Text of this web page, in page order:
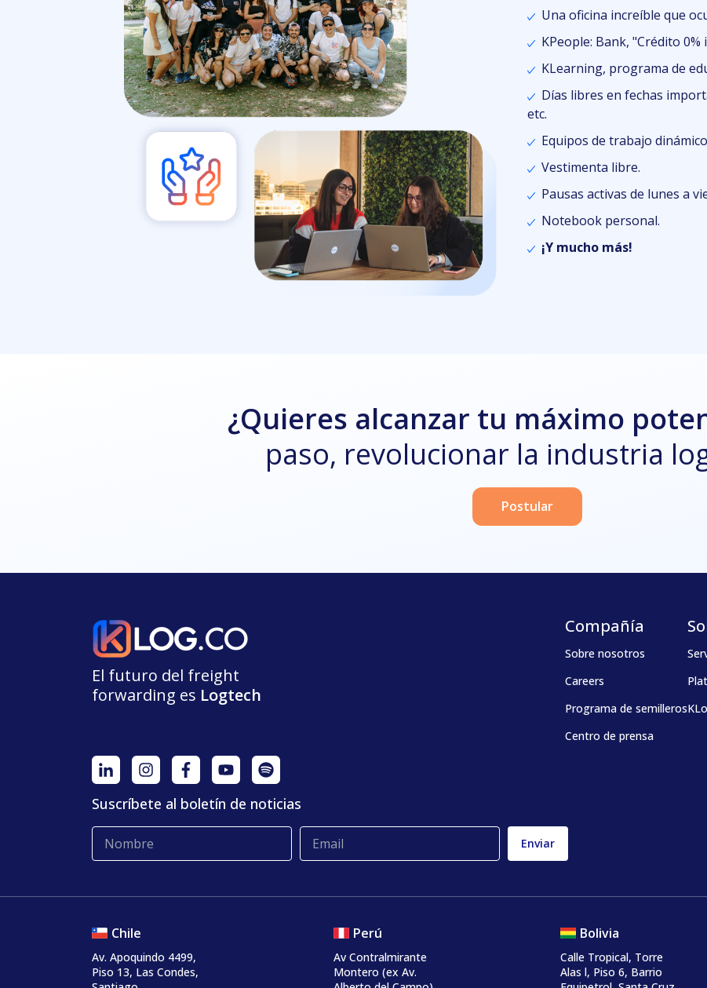
Una oficina increíble que
KPeople: Bank, "Crédito
KLearning, programa de
Días libres en fechas
etc.
Equipos de trabajo
Vestimenta libre.
Pausas activas de lunes a
Notebook personal.
¡Y mucho más!
¿Quieres alcanzar tu máximo
paso, revolucionar la industria
Postular
El futuro del freight
forwarding es Logtech
Compañía
Sobre nosotros
Careers
Programa de semilleros
Centro de prensa
Suscríbete al boletín de noticias
Chile
Av. Apoquindo 4499,
Piso 13, Las Condes,
Perú
Av Contralmirante
Montero (ex Av.
Bolivia
Calle Tropical, Torre
Alas l, Piso 6, Barrio